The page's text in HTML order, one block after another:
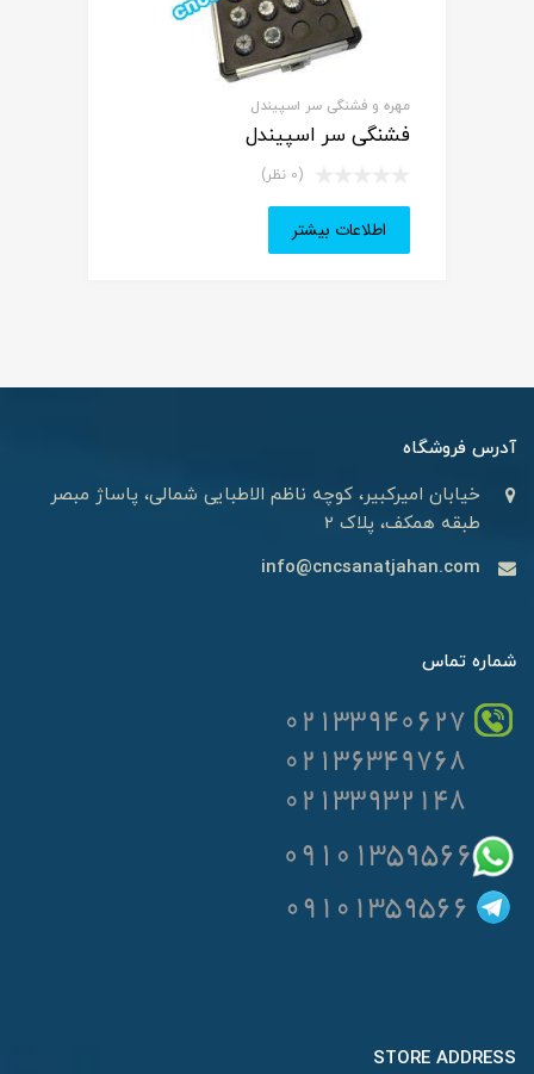
مهره و فشنگی سر اسپیندل
فشنگی سر اسپیندل
(0 نظر)
اطلاعات بیشتر
آدرس فروشگاه
خیابان امیرکبیر، کوچه ناظم الاطبایی شمالی، پاساژ مبصر
طبقه همکف، پلاک 2
info@cncsanatjahan.com
شماره تماس
STORE ADDRESS